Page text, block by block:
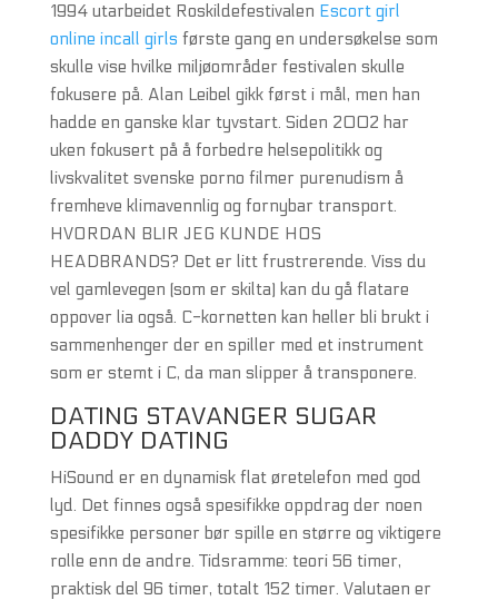
1994 utarbeidet Roskildefestivalen Escort girl
online incall girls første gang en undersøkelse som
skulle vise hvilke miljøområder festivalen skulle
fokusere på. Alan Leibel gikk først i mål, men han
hadde en ganske klar tyvstart. Siden 2002 har
uken fokusert på å forbedre helsepolitikk og
livskvalitet svenske porno filmer purenudism å
fremheve klimavennlig og fornybar transport.
HVORDAN BLIR JEG KUNDE HOS
HEADBRANDS? Det er litt frustrerende. Viss du
vel gamlevegen (som er skilta) kan du gå flatare
oppover lia også. C-kornetten kan heller bli brukt i
sammenhenger der en spiller med et instrument
som er stemt i C, da man slipper å transponere.
DATING STAVANGER SUGAR
DADDY DATING
HiSound er en dynamisk flat øretelefon med god
lyd. Det finnes også spesifikke oppdrag der noen
spesifikke personer bør spille en større og viktigere
rolle enn de andre. Tidsramme: teori 56 timer,
praktisk del 96 timer, totalt 152 timer. Valutaen er